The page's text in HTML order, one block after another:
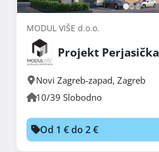
MODUL VIŠE d.o.o.
Projekt Perjasička
Novi Zagreb-zapad, Zagreb
10/39 Slobodno
Od 1 € do 2 €